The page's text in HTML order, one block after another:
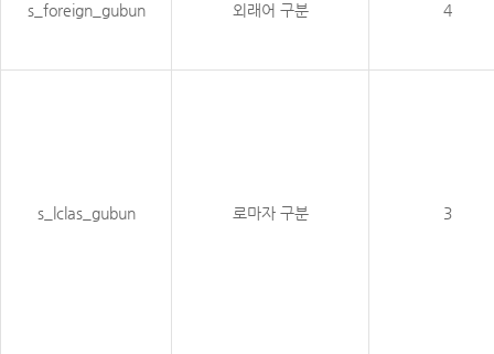
s_foreign_gubun 외래어 구분 4
s_lclas_gubun 로마자 구분 3